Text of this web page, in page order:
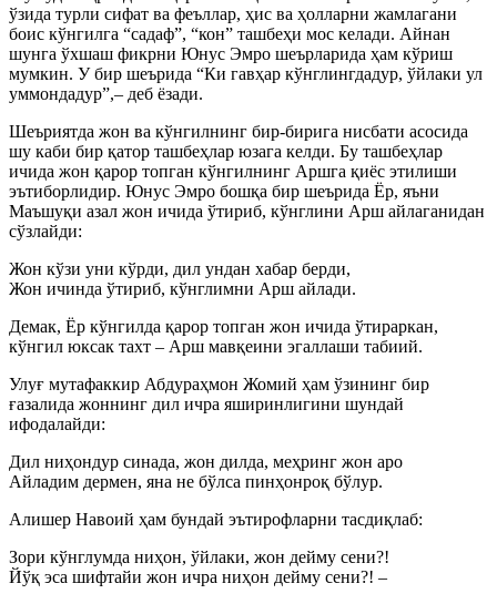
ўзида турли сифат ва феъллар, ҳис ва ҳолларни жамлагани
боис кўнгилга “садаф”, “кон” ташбеҳи мос келади. Айнан
шунга ўхшаш фикрни Юнус Эмро шеърларида ҳам кўриш
мумкин. У бир шеърида “Ки гавҳар кўнглингдадур, ўйлаки ул
уммондадур”,– деб ёзади.
Шеъриятда жон ва кўнгилнинг бир-бирига нисбати асосида
шу каби бир қатор ташбеҳлар юзага келди. Бу ташбеҳлар
ичида жон қарор топган кўнгилнинг Аршга қиёс этилиши
эътиборлидир. Юнус Эмро бошқа бир шеърида Ёр, яъни
Маъшуқи азал жон ичида ўтириб, кўнглини Арш айлаганидан
сўзлайди:
Жон кўзи уни кўрди, дил ундан хабар берди,
Жон ичинда ўтириб, кўнглимни Арш айлади.
Демак, Ёр кўнгилда қарор топган жон ичида ўтираркан,
кўнгил юксак тахт – Арш мавқеини эгаллаши табиий.
Улуғ мутафаккир Абдураҳмон Жомий ҳам ўзининг бир
ғазалида жоннинг дил ичра яширинлигини шундай
ифодалайди:
Дил ниҳондур синада, жон дилда, меҳринг жон аро
Айладим дермен, яна не бўлса пинҳонроқ бўлур.
Алишер Навоий ҳам бундай эътирофларни тасдиқлаб:
Зори кўнглумда ниҳон, ўйлаки, жон дейму сени?!
Йўқ эса шифтайи жон ичра ниҳон дейму сени?! –